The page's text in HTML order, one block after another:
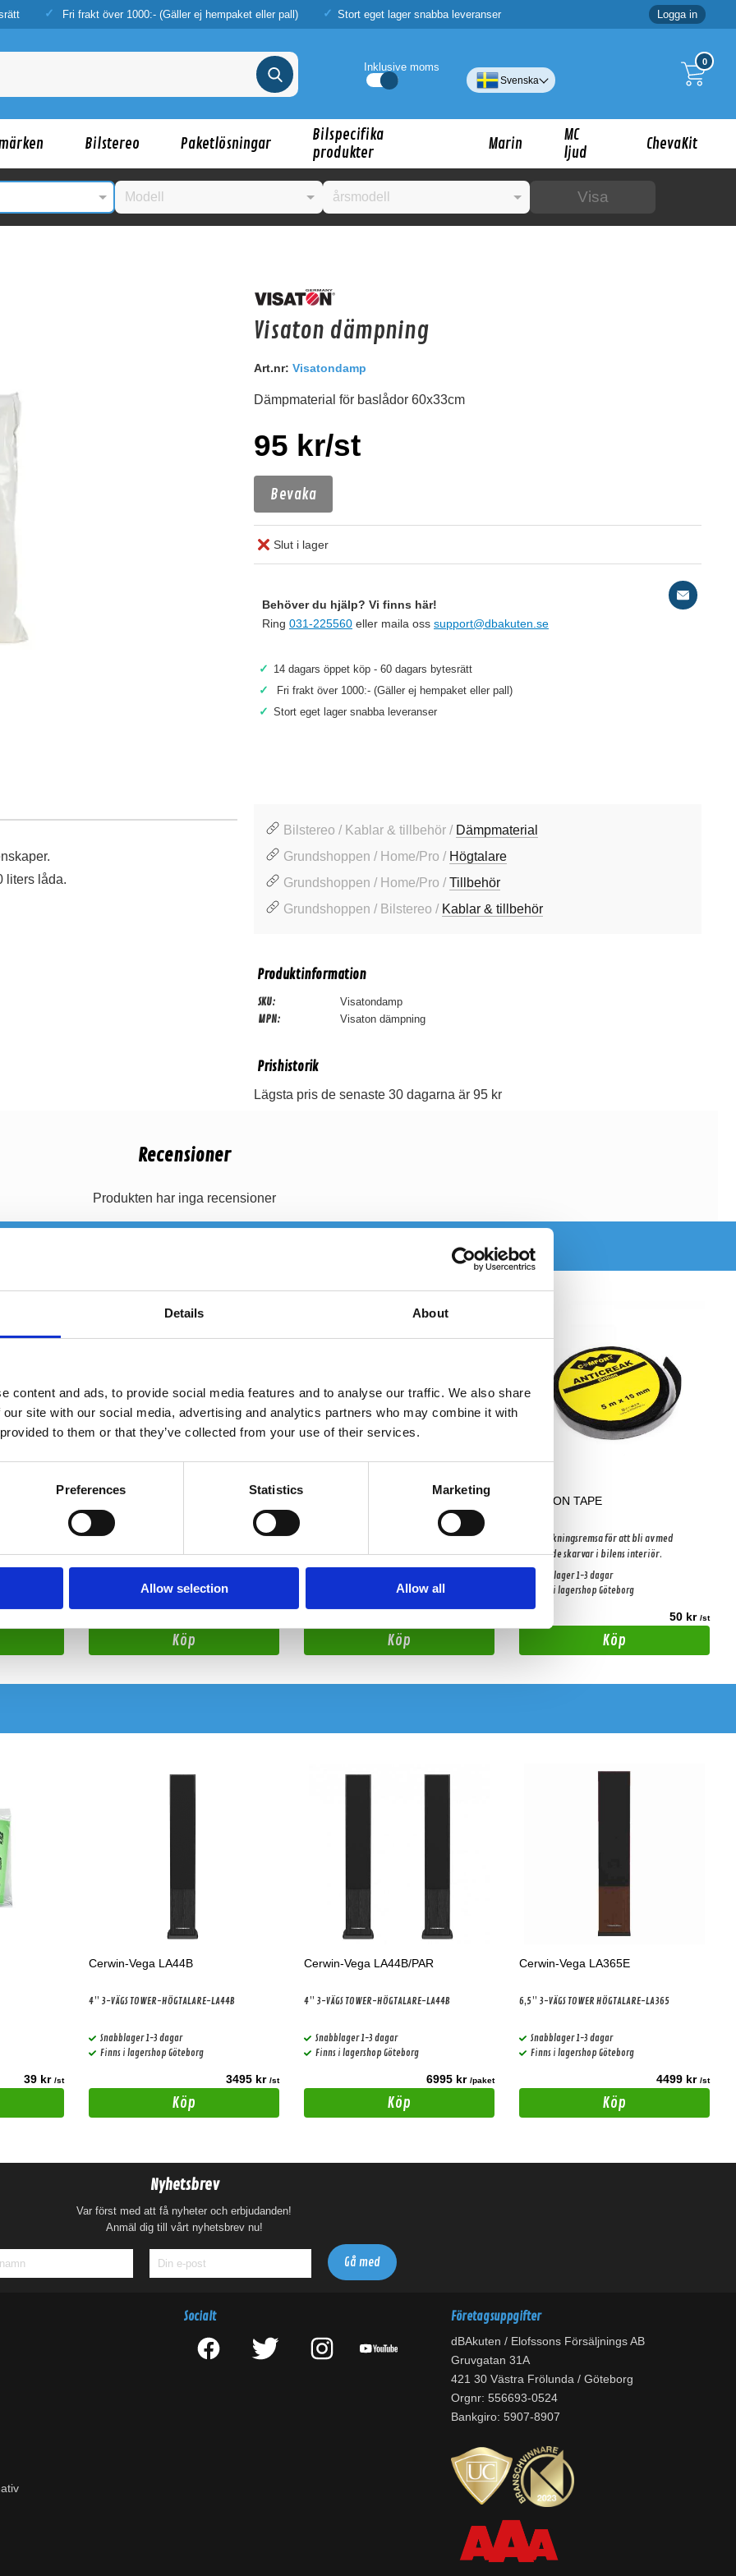
Details About
content and ads, to provide social media features and to analyse our traffic. We also share
site with our social media, advertising and analytics partners who may combine it with
to them or that they’ve collected from your use of their services.
Preferences Statistics Marketing
Allow selection Allow all
Fri frakt över 1000:- (Gäller ej hempaket eller pall) Stort eget lager snabba leveranser Logga in
0
Inklusive moms
Svenska
Bilstereo Paketlösningar
Bilspecifika
produkter
Marin
MC
ljud
ChevaKit
Visa
någon av dessa produkter kan intressera dig?
Visaton dämpning
Art.nr: Visatondamp
Dämpmaterial för baslådor 60x33cm
95 kr/st
Bevaka
Slut i lager
Behöver du hjälp? Vi finns här!
Ring 031-225560 eller maila oss support@dbakuten.se
✓ 14 dagars öppet köp - 60 dagars bytesrätt
✓ Fri frakt över 1000:- (Gäller ej hempaket eller pall)
✓ Stort eget lager snabba leveranser
liters låda.
Bilstereo / Kablar & tillbehör / Dämpmaterial
Grundshoppen / Home/Pro / Högtalare
Grundshoppen / Home/Pro /Tillbehör
Grundshoppen / Bilstereo / Kablar & tillbehör
Produktinformation
SKU: Visatondamp
MPN: Visaton dämpning
Prishistorik
Lägsta pris de senaste 30 dagarna är 95 kr
Recensioner
Produkten har inga recensioner
som
3 mm dämpmatta, 500 x 700 mm. Används som
första lagers dämpningsmaterial.
Finns i lagershop Göteborg
Köp
8 mm dämpmatta, 350 x 470 mm. Används som
första lagers dämpningsmaterial.
Finns i lagershop Göteborg
Köp
GRILLON TAPE
Mjuk pakningsremsa för att bli av med
gnisslande skarvar i bilens interiör.
Snabblager 1-3 dagar
Finns i lagershop Göteborg
50 kr /st
Köp
39 kr /st
Cerwin-Vega LA44B
4” 3-VÄGS TOWER-HÖGTALARE-LA44B
Snabblager 1-3 dagar
Finns i lagershop Göteborg
3495 kr /st
Köp
Cerwin-Vega LA44B/PAR
4” 3-VÄGS TOWER-HÖGTALARE-LA44B
Snabblager 1-3 dagar
Finns i lagershop Göteborg
6995 kr /paket
Köp
Cerwin-Vega LA365E
6,5” 3-VÄGS TOWER HÖGTALARE-LA365
Snabblager 1-3 dagar
Finns i lagershop Göteborg
4499 kr /st
Köp
Nyhetsbrev
Var först med att få nyheter och erbjudanden!
Anmäl dig till vårt nyhetsbrev nu!
Socialt Företagsuppgifter
dBAkuten / Elofssons Försäljnings AB
Gruvgatan 31A
421 30 Västra Frölunda / Göteborg
Orgnr: 556693-0524
Bankgiro: 5907-8907